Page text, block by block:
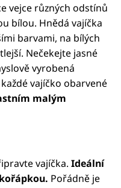
vejce různých odstínů
bílou. Hnědá vajíčka
barvami, na bílých
Nečekejte jasné
vyrobená
vajíčko obarvené
malým
vajíčka. Ideální
Pořádně je